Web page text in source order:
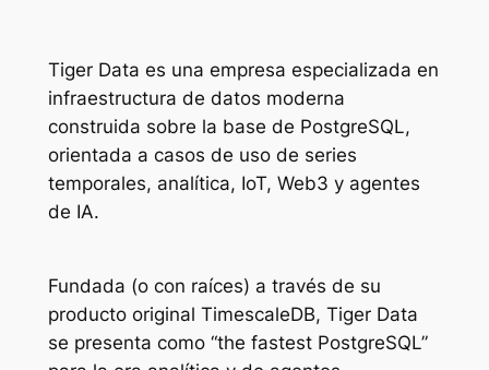
Tiger Data es una empresa especializada en
infraestructura de datos moderna
construida sobre la base de PostgreSQL,
orientada a casos de uso de series
temporales, analítica, IoT, Web3 y agentes
de IA.
Fundada (o con raíces) a través de su
producto original TimescaleDB, Tiger Data
se presenta como “the fastest PostgreSQL”